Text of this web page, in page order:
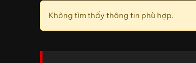
Không tìm thấy thông tin phù hợp.